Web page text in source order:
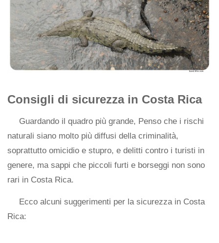
Consigli di sicurezza in Costa Rica
Guardando il quadro più grande, Penso che i rischi
naturali siano molto più diffusi della criminalità,
soprattutto omicidio e stupro, e delitti contro i turisti in
genere, ma sappi che piccoli furti e borseggi non sono
rari in Costa Rica.
Ecco alcuni suggerimenti per la sicurezza in Costa
Rica: